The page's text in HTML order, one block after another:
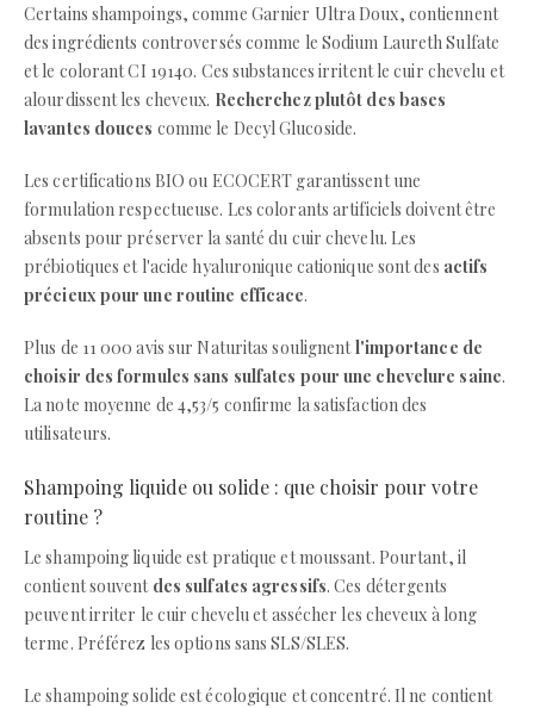
Certains shampoings, comme Garnier Ultra Doux, contiennent
des ingrédients controversés comme le Sodium Laureth Sulfate
et le colorant CI 19140. Ces substances irritent le cuir chevelu et
alourdissent les cheveux. Recherchez plutôt des bases
lavantes douces comme le Decyl Glucoside.
Les certifications BIO ou ECOCERT garantissent une
formulation respectueuse. Les colorants artificiels doivent être
absents pour préserver la santé du cuir chevelu. Les
prébiotiques et l'acide hyaluronique cationique sont des actifs
précieux pour une routine efficace.
Plus de 11 000 avis sur Naturitas soulignentl'importance de
choisir des formules sans sulfates pour une chevelure saine.
La note moyenne de 4,53/5 confirme la satisfaction des
utilisateurs.
Shampoing liquide ou solide : que choisir pour votre
routine ?
Le shampoing liquide est pratique et moussant. Pourtant, il
contient souvent des sulfates agressifs. Ces détergents
peuvent irriter le cuir chevelu et assécher les cheveux à long
terme. Préférez les options sans SLS/SLES.
Le shampoing solide est écologique et concentré. Il ne contient